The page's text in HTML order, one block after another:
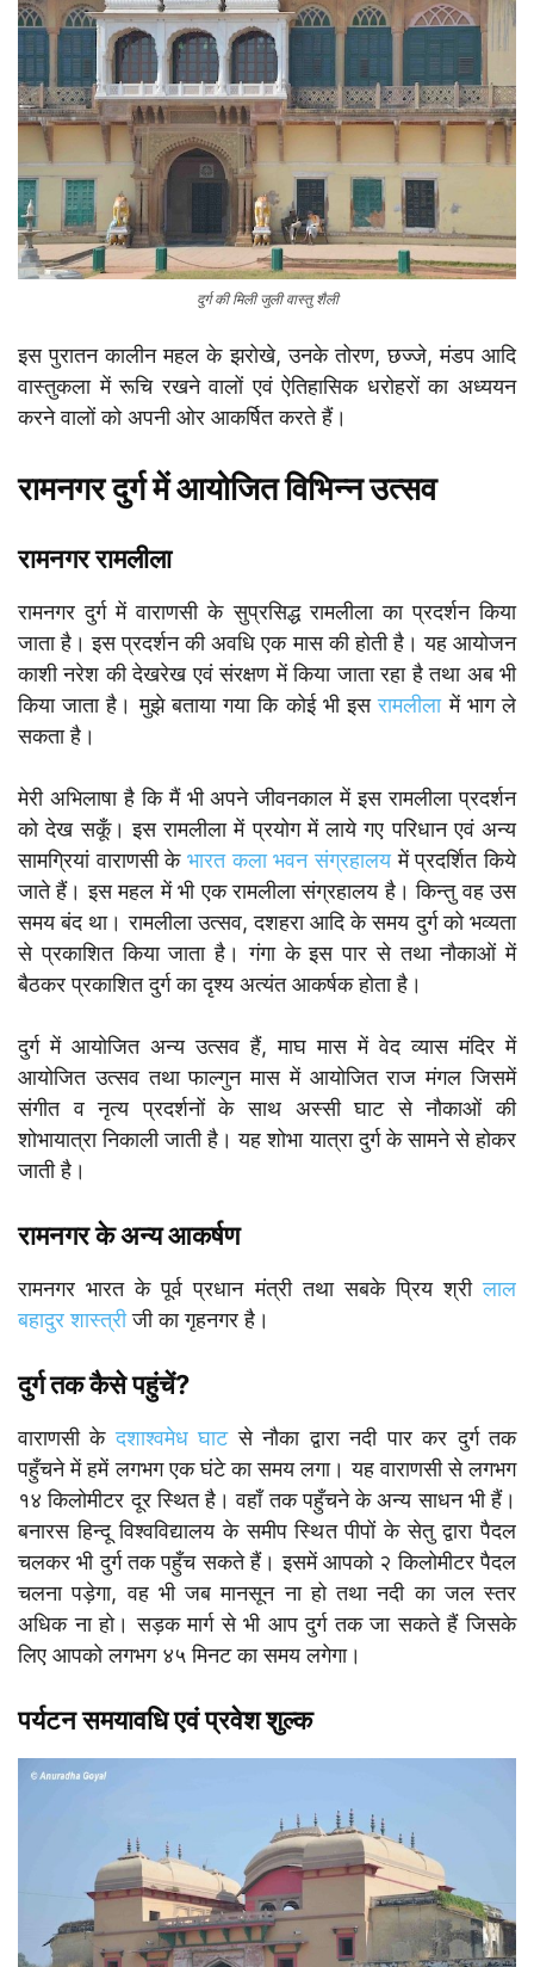
दुर्ग की मिली जुली वास्तु शैली
इस पुरातन कालीन महल के झरोखे, उनके तोरण, छज्जे, मंडप आदि
वास्तुकला में रूचि रखने वालों एवं ऐतिहासिक धरोहरों का अध्ययन
करने वालों को अपनी ओर आकर्षित करते हैं।
रामनगर दुर्ग में आयोजित विभिन्न उत्सव
रामनगर रामलीला
रामनगर दुर्ग में वाराणसी के सुप्रसिद्ध रामलीला का प्रदर्शन किया
जाता है। इस प्रदर्शन की अवधि एक मास की होती है। यह आयोजन
काशी नरेश की देखरेख एवं संरक्षण में किया जाता रहा है तथा अब भी
किया जाता है। मुझे बताया गया कि कोई भी इसरामलीलामें भाग ले
सकता है।
मेरी अभिलाषा है कि मैं भी अपने जीवनकाल में इस रामलीला प्रदर्शन
को देख सकूँ। इस रामलीला में प्रयोग में लाये गए परिधान एवं अन्य
सामग्रियां वाराणसी के भारत कला भवन संग्रहालयमें प्रदर्शित किये
जाते हैं। इस महल में भी एक रामलीला संग्रहालय है। किन्तु वह उस
समय बंद था। रामलीला उत्सव, दशहरा आदि के समय दुर्ग को भव्यता
से प्रकाशित किया जाता है। गंगा के इस पार से तथा नौकाओं में
बैठकर प्रकाशित दुर्ग का दृश्य अत्यंत आकर्षक होता है।
दुर्ग में आयोजित अन्य उत्सव हैं, माघ मास में वेद व्यास मंदिर में
आयोजित उत्सव तथा फाल्गुन मास में आयोजित राज मंगल जिसमें
संगीत व नृत्य प्रदर्शनों के साथ अस्सी घाट से नौकाओं की
शोभायात्रा निकाली जाती है। यह शोभा यात्रा दुर्ग के सामने से होकर
जाती है।
रामनगर के अन्य आकर्षण
रामनगर भारत के पूर्व प्रधान मंत्री तथा सबके प्रिय श्रीलाल
बहादुर शास्त्रीजी का गृहनगर है।
दुर्ग तक कैसे पहुंचें?
वाराणसी केदशाश्वमेध घाटसे नौका द्वारा नदी पार कर दुर्ग तक
पहुँचने में हमें लगभग एक घंटे का समय लगा। यह वाराणसी से लगभग
१४ किलोमीटर दूर स्थित है। वहाँ तक पहुँचने के अन्य साधन भी हैं।
बनारस हिन्दू विश्वविद्यालय के समीप स्थित पीपों के सेतु द्वारा पैदल
चलकर भी दुर्ग तक पहुँच सकते हैं। इसमें आपको २ किलोमीटर पैदल
चलना पड़ेगा, वह भी जब मानसून ना हो तथा नदी का जल स्तर
अधिक ना हो। सड़क मार्ग से भी आप दुर्ग तक जा सकते हैं जिसके
लिए आपको लगभग ४५ मिनट का समय लगेगा।
पर्यटन समयावधि एवं प्रवेश शुल्क